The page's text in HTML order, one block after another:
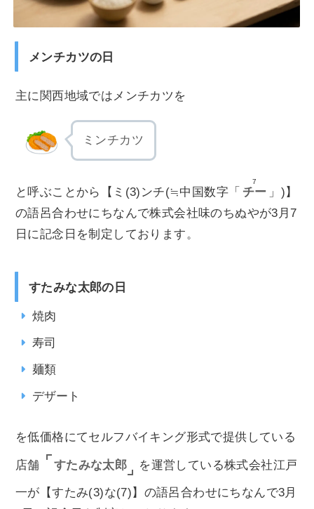
メンチカツの日
主に関西地域ではメンチカツを
ミンチカツ
と呼ぶことから【ミ(3)ンチ(≒中国数字「 チー
7
」)】
の語呂合わせにちなんで株式会社味のちぬやが3月7
日に記念日を制定しております。
すたみな太郎の日
焼肉
寿司
麺類
デザート
を低価格にてセルフバイキング形式で提供している
店舗 すたみな太郎 を運営している株式会社江戸
一が【すたみ(3)な(7)】の語呂合わせにちなんで3月